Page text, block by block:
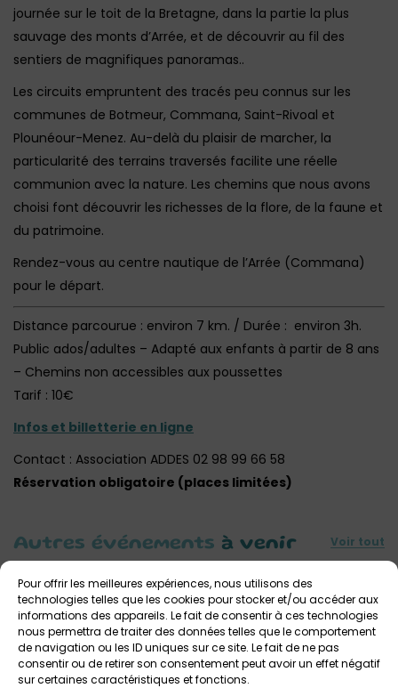
Pour offrir les meilleures expériences, nous utilisons des
technologies telles que les cookies pour stocker et/ou accéder aux
informations des appareils. Le fait de consentir à ces technologies
nous permettra de traiter des données telles que le comportement
de navigation ou les ID uniques sur ce site. Le fait de ne pas
consentir ou de retirer son consentement peut avoir un effet négatif
sur certaines caractéristiques et fonctions.
journée sur le toit de la Bretagne, dans la partie la plus
sauvage des monts d’Arrée, et de découvrir au fil des
sentiers de magnifiques panoramas..
Les circuits empruntent des tracés peu connus sur les
communes de Botmeur, Commana, Saint-Rivoal et
Plounéour-Menez. Au-delà du plaisir de marcher, la
particularité des terrains traversés facilite une réelle
communion avec la nature. Les chemins que nous avons
choisi font découvrir les richesses de la flore, de la faune et
du patrimoine.
Rendez-vous au centre nautique de l’Arrée (Commana)
pour le départ.
Distance parcourue : environ 7 km. / Durée : environ 3h.
Public ados/adultes – Adapté aux enfants à partir de 8 ans
– Chemins non accessibles aux poussettes
Tarif : 10€
Infos et billetterie en ligne
Contact : Association ADDES 02 98 99 66 58
Réservation obligatoire (places limitées)
Autres événements à venir Voir tout